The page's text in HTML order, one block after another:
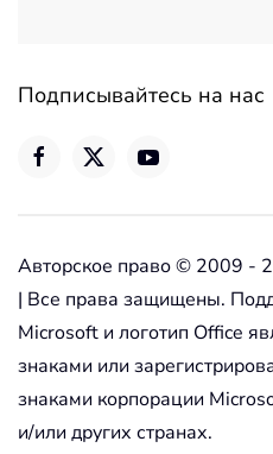
Подписывайтесь на нас
Авторское право © 2009 -
| Все права защищены.
Microsoft и логотип Office
знаками или
знаками корпорации
и/или других странах.